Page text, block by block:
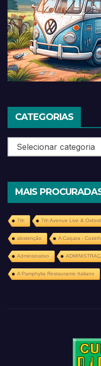
CATEGORIAS
Categorias
MAIS
7th 7th Avenue Live & Oxford
abstenção A Caiçara -
Administrativo
A Pamphylia Restaurante Italiano